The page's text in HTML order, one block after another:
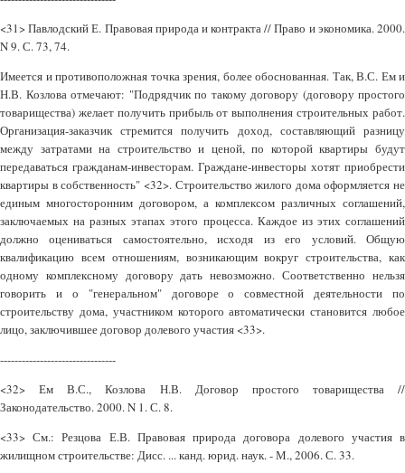
<31> Павлодский Е. Правовая природа и контракта // Право и экономика. 2000.
N 9. С. 73, 74.
Имеется и противоположная точка зрения, более обоснованная. Так, В.С. Ем и
Н.В. Козлова отмечают: "Подрядчик по такому договору (договору простого
товарищества) желает получить прибыль от выполнения строительных работ.
Организация-заказчик стремится получить доход, составляющий разницу
между затратами на строительство и ценой, по которой квартиры будут
передаваться гражданам-инвесторам. Граждане-инвесторы хотят приобрести
квартиры в собственность" <32>. Строительство жилого дома оформляется не
единым многосторонним договором, а комплексом различных соглашений,
заключаемых на разных этапах этого процесса. Каждое из этих соглашений
должно оцениваться самостоятельно, исходя из его условий. Общую
квалификацию всем отношениям, возникающим вокруг строительства, как
одному комплексному договору дать невозможно. Соответственно нельзя
говорить и о "генеральном" договоре о совместной деятельности по
строительству дома, участником которого автоматически становится любое
лицо, заключившее договор долевого участия <33>.
--------------------------------
<32> Ем В.С., Козлова Н.В. Договор простого товарищества //
Законодательство. 2000. N 1. С. 8.
<33> См.: Резцова Е.В. Правовая природа договора долевого участия в
жилищном строительстве: Дисс. ... канд. юрид. наук. - М., 2006. С. 33.